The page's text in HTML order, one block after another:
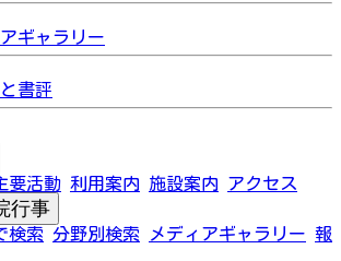
ギャラリー
書評
要活動 利用案内 施設案内 アクセス
行事
検索 分野別検索 メディアギャラリー 報